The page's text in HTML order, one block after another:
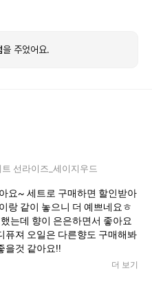
을 주었어요.
선라이즈_세이지우드
요~ 세트로 구매하면 할인받아
랑 같이 놓으니 더 예쁘네요ㅎ
는데 향이 은은하면서 좋아요
퓨져 오일은 다른향도 구매해봐
을것 같아요!!
더 보기